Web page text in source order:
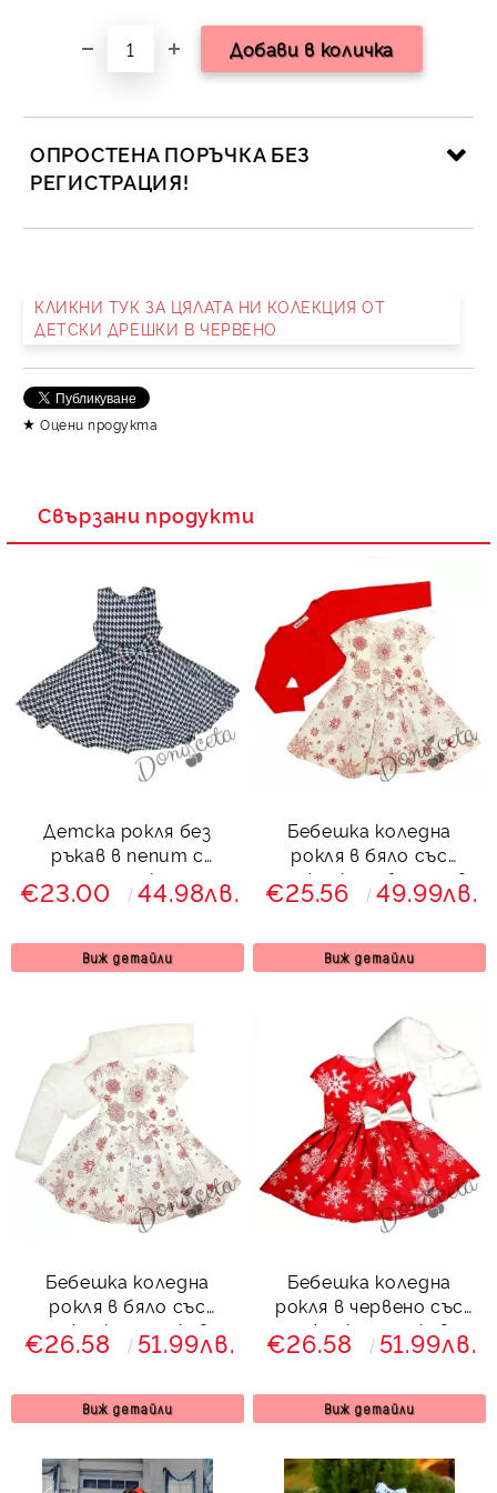
ОПРОСТЕНА ПОРЪЧКА БЕЗ
РЕГИСТРАЦИЯ!
Ние ще се свържем с вас в рамките на работния ден.
КЛИКНИ ТУК ЗА ЦЯЛАТА НИ КОЛЕКЦИЯ ОТ
ДЕТСКИ ДРЕШКИ В ЧЕРВЕНО
Оцени продукта
Свързани продукти
Детска рокля без
ръкав в пепит с
панделка
€23.00 44.98лв.
Виж детайли
Бебешка коледна
рокля в бяло със
снежинки и болеро в
червено
€25.56 49.99лв.
Виж детайли
Бебешка коледна
рокля в бяло със
снежинки и пухкаво
болеро в бяло
€26.58 51.99лв.
Виж детайли
Бебешка коледна
рокля в червено със
снежинки с пухкаво
болеро в бяло
€26.58 51.99лв.
Виж детайли